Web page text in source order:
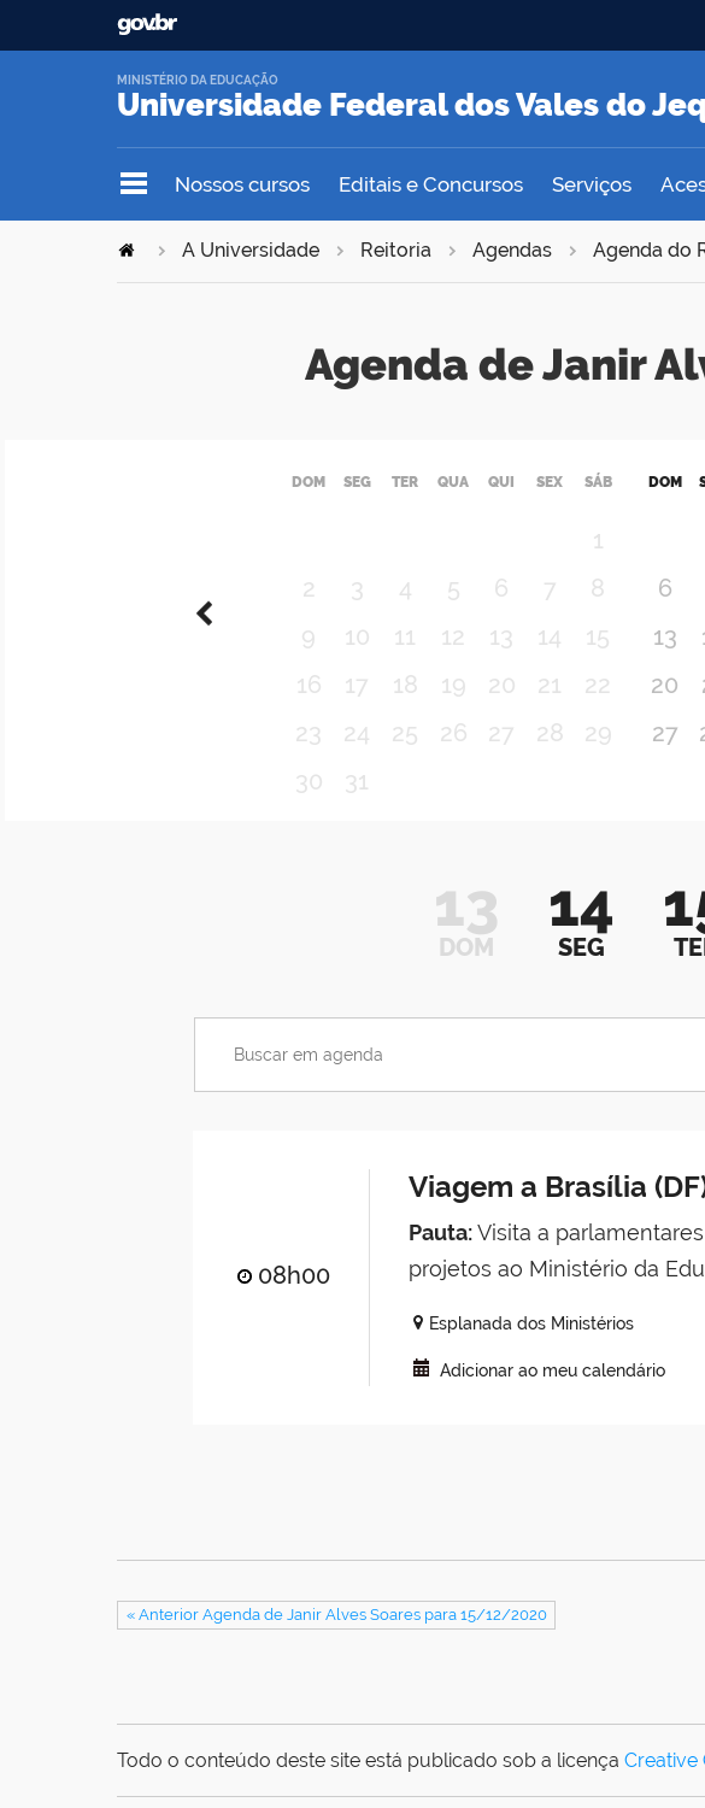
Universidade Federal dos Vales do
MINISTÉRIO DA EDUCAÇÃO
Nossos cursos Editais e Concursos Serviços
A Universidade Reitoria Agendas Agenda do
Agenda de Janir
DOM SEG TER QUA QUI SEX SÁB
1
2
3 4 5 6 7
8
9
10 11 12 13 14
15
16
17 18 19 20 21
22
23
24 25 26 27 28
29
30
31
DOM
6
13
20
27
13
DOM
14
SEG
08h00
Viagem a Brasília
Pauta:Visita a
projetos ao Ministério da
Esplanada dos Ministérios
Adicionar ao meu calendário
« Anterior Agenda de Janir Alves Soares para 15/12/2020
Todo o conteúdo deste site está publicado sob a licença Creative